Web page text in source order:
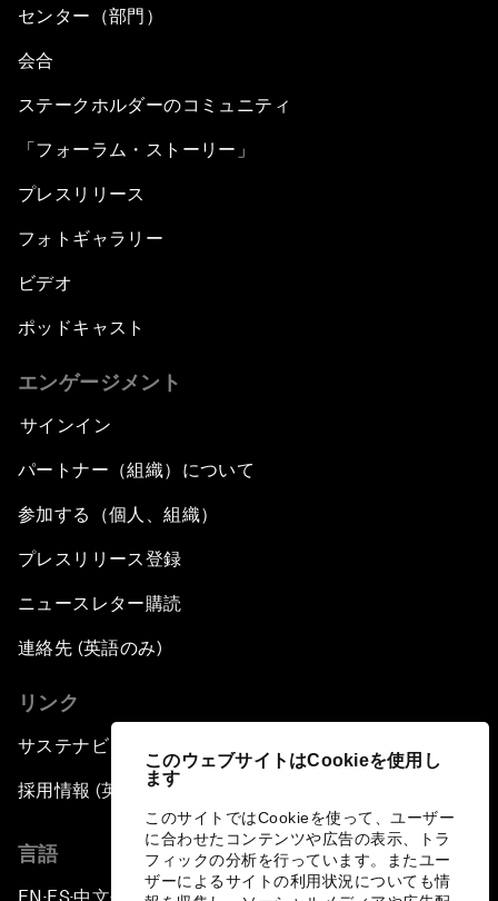
このウェブサイトはCookieを使用し
ます
このサイトではCookieを使って、ユーザー
に合わせたコンテンツや広告の表示、トラ
フィックの分析を行っています。またユー
ザーによるサイトの利用状況についても情
センター（部門）
会合
ステークホルダーのコミュニティ
「フォーラム・ストーリー」
プレスリリース
フォトギャラリー
ビデオ
ポッドキャスト
エンゲージメント
サインイン
パートナー（組織）について
参加する（個人、組織）
プレスリリース登録
ニュースレター購読
連絡先 (英語のみ)
リンク
サステナビリティへの取り組み
採用情報 (英語のみ)
言語
EN ▪ES▪中文▪ 日本語